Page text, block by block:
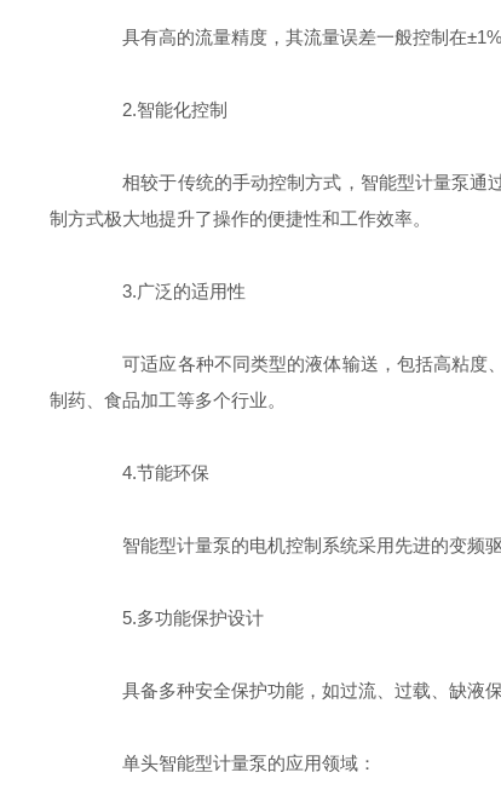
具有高的流量精度，其流量误差一般控制在±1%
2.智能化控制
相较于传统的手动控制方式，智能型计量泵通过
制方式极大地提升了操作的便捷性和工作效率。
3.广泛的适用性
可适应各种不同类型的液体输送，包括高粘度、
制药、食品加工等多个行业。
4.节能环保
智能型计量泵的电机控制系统采用先进的变频驱
5.多功能保护设计
具备多种安全保护功能，如过流、过载、缺液保
单头智能型计量泵的应用领域：